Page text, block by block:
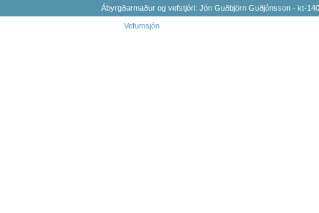
Ábyrgðarmaður og vefstjóri: Jón Guðbjörn Guðjónsson - kt-
Vefumsjón